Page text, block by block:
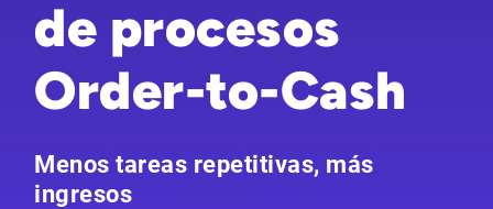
de procesos
Order-to-Cash
Menos tareas repetitivas, más
ingresos